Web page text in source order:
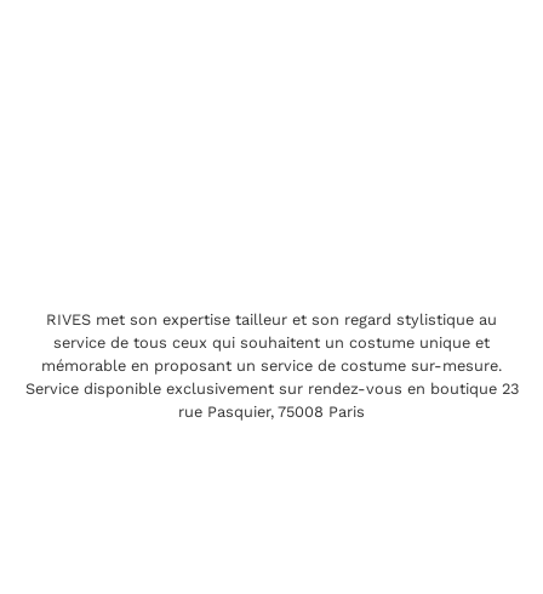
RIVES met son expertise tailleur et son regard stylistique au
service de tous ceux qui souhaitent un costume unique et
mémorable en proposant un service de costume sur-mesure.
Service disponible exclusivement sur rendez-vous en boutique 23
rue Pasquier, 75008 Paris